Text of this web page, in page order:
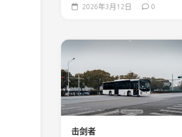
2026年3月12日 0
击剑者